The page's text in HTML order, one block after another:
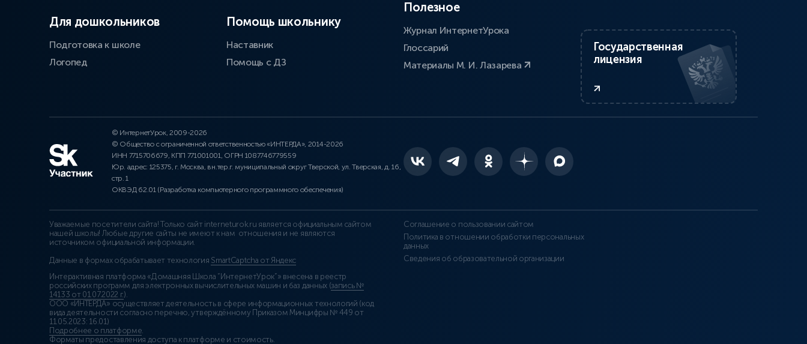
Для дошкольников
Подготовка к школе
Логопед
Помощь школьнику
Наставник
Помощь с ДЗ
Полезное
Журнал ИнтернетУрока
Глоссарий
Материалы М. И. Лазарева
Государственная
лицензия
© ИнтернетУрок, 2009-2026
© Общество с ограниченной ответственностью «ИНТЕРДА», 2014-2026
ИНН 7715706679, КПП 771001001, ОГРН 1087746779559
Юр. адрес: 125375, г. Москва, вн.тер.г. муниципальный округ Тверской, ул. Тверская, д. 16,
стр. 1
ОКВЭД 62.01 (Разработка компьютерного программного обеспечения)
Уважаемые посетители сайта! Только сайт interneturok.ru является официальным сайтом
нашей школы! Любые другие сайты не имеют к нам отношения и не являются
источником официальной информации.
Данные в формах обрабатывает технология SmartCaptcha от Яндекс
Интерактивная платформа «Домашняя Школа “ИнтернетУрок”» внесена в реестр
российских программ для электронных вычислительных машин и баз данных (запись №
14133 от 01.07.2022 г.).
ООО «ИНТЕРДА» осуществляет деятельность в сфере информационных технологий (код
вида деятельности согласно перечню, утверждённому Приказом Минцифры № 449 от
11.05.2023: 16.01)
Подробнее о платформе.
Форматы предоставления доступа к платформе и стоимость.
Соглашение о пользовании сайтом
Политика в отношении обработки персональных
данных
Сведения об образовательной организации